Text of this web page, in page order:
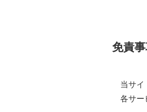
免責
当サイ
各サー